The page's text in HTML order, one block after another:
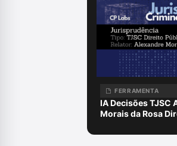
FERRAMENTA
IA Decisões TJSC
Morais da Rosa